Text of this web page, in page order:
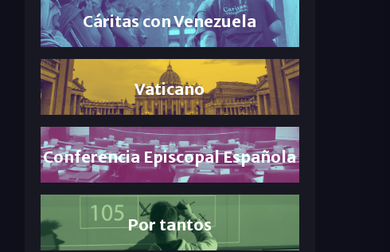
Cáritas con Venezuela
Vaticano
Conferencia Episcopal Española
Por tantos